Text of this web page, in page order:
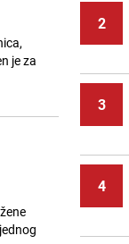
je za
13
14
15
2
3
4